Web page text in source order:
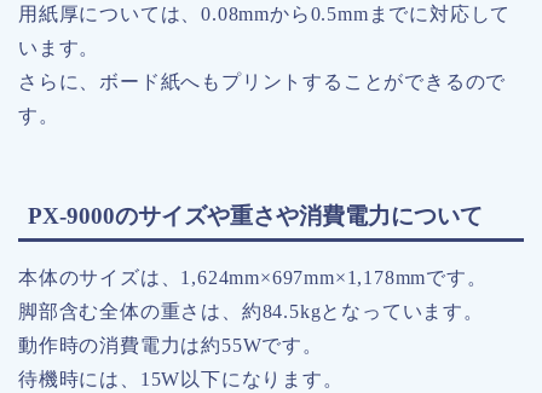
用紙厚については、0.08mmから0.5mmまでに対応して
います。
さらに、ボード紙へもプリントすることができるので
す。
PX-9000のサイズや重さや消費電力について
本体のサイズは、1,624mm×697mm×1,178mmです。
脚部含む全体の重さは、約84.5kgとなっています。
動作時の消費電力は約55Wです。
待機時には、15W以下になります。